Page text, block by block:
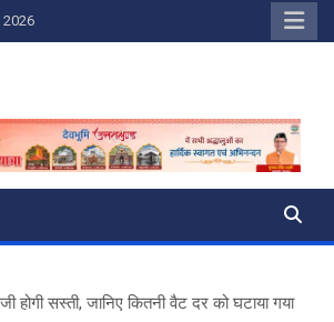
2026
होगी सस्ती, जानिए कितनी वैट दर को घटाया गया